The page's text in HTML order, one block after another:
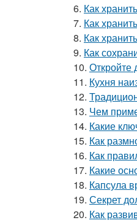
6. Как
7. Как
8. Как
9. Как
10. Откройте
11. Кухня
12.
13. Чем
14. Какие
15. Как
16. Как
17. Какие
18. Капсула
19. Секрет
20. Как